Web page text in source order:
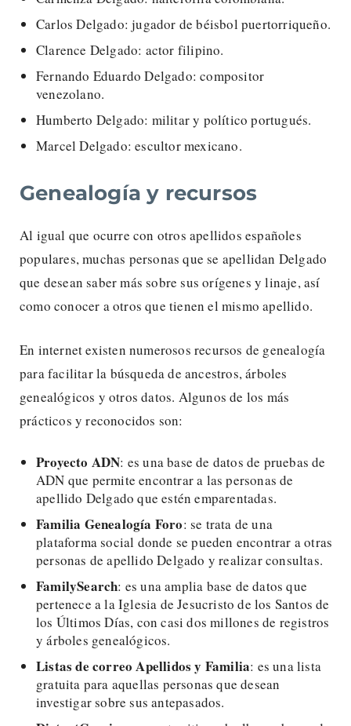
Carlos Delgado: jugador de béisbol puertorriqueño.
Clarence Delgado: actor filipino.
Fernando Eduardo Delgado: compositor
venezolano.
Humberto Delgado: militar y político portugués.
Marcel Delgado: escultor mexicano.
Genealogía y recursos
Al igual que ocurre con otros apellidos españoles
populares, muchas personas que se apellidan Delgado
que desean saber más sobre sus orígenes y linaje, así
como conocer a otros que tienen el mismo apellido.
En internet existen numerosos recursos de genealogía
para facilitar la búsqueda de ancestros, árboles
genealógicos y otros datos. Algunos de los más
prácticos y reconocidos son:
Proyecto ADN: es una base de datos de pruebas de
ADN que permite encontrar a las personas de
apellido Delgado que estén emparentadas.
Familia Genealogía Foro: se trata de una
plataforma social donde se pueden encontrar a otras
personas de apellido Delgado y realizar consultas.
FamilySearch: es una amplia base de datos que
pertenece a la Iglesia de Jesucristo de los Santos de
los Últimos Días, con casi dos millones de registros
y árboles genealógicos.
Listas de correo Apellidos y Familia: es una lista
gratuita para aquellas personas que desean
investigar sobre sus antepasados.